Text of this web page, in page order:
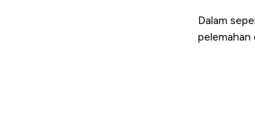
Dalam
pelemahan